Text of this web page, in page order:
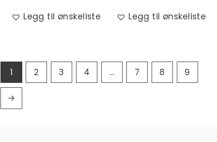
Legg til ønskeliste Legg til ønskeliste
1 2 3 4 … 7 8 9
→